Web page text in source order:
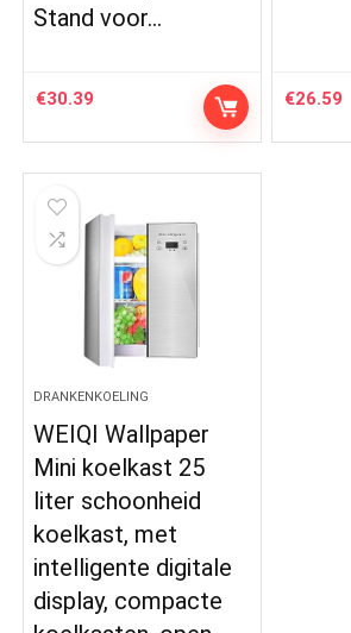
Stand voor…
€30.39 €26.59
DRANKENKOELING
WEIQI Wallpaper
Mini koelkast 25
liter schoonheid
koelkast, met
intelligente digitale
display, compacte